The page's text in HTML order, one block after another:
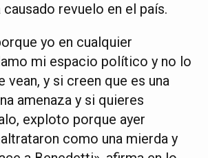
revuelo en el país.
yo en cualquier
mi espacio político y no lo
vean, y si creen que es una
amenaza y si quieres
exploto porque ayer
como una mierda y